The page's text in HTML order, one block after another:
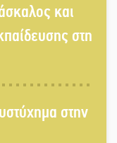
η ΕΛΑΣ: Σάρωσε
Λακωνία
Δάσκαλος
της Τεχνικής
Λακωνία
και
στη
στην